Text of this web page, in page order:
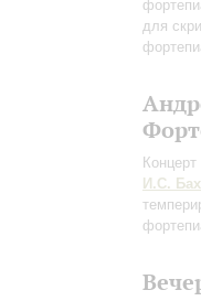
для
И.С. Бах